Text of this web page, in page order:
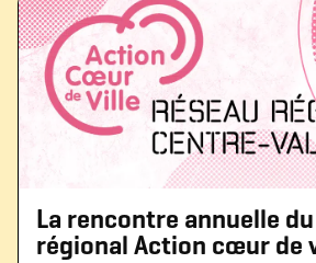
La rencontre annuelle
régional Action cœur de